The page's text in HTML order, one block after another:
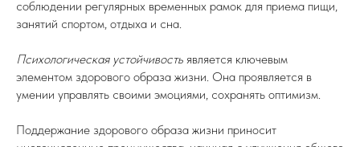
соблюдении регулярных временных рамок для приема пищи,
занятий спортом, отдыха и сна.
Психологическая устойчивость является ключевым
элементом здорового образа жизни. Она проявляется в
умении управлять своими эмоциями, сохранять оптимизм.
Поддержание здорового образа жизни приносит